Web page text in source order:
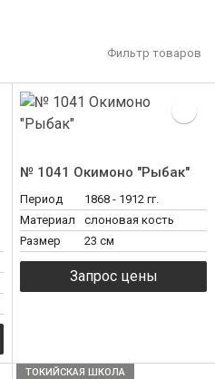
Фильтр товаров
№ 1041 Окимоно "Рыбак"
Период
1868 - 1912 гг.
Материал
слоновая кость
Размер
23 см
ТОКИЙСКАЯ ШКОЛА